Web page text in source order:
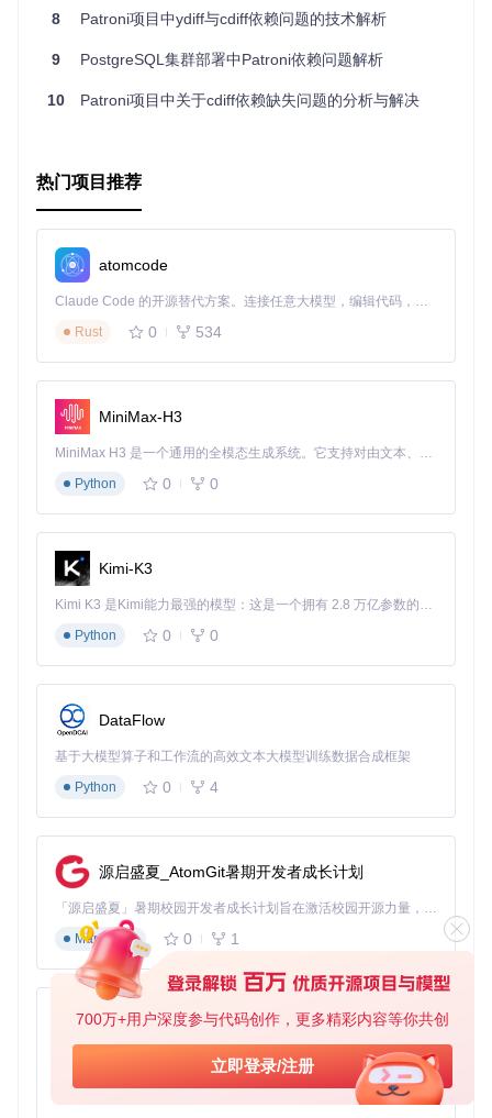
700万+用户深度参与代码创作，更多精彩内容等你共创
立即登录/注册
代码比对变得更为轻松有效。
获取项目
ydiff 的源代码可以在GitHub上找到，遵循GPLv3许可证。只
8 Patroni项目中ydiff与cdiff依赖问题的技术解析
9 PostgreSQL集群部署中Patroni依赖问题解析
10 Patroni项目中关于cdiff依赖缺失问题的分析与解决
热门项目推荐
atomcode
Claude Code 的开源替代方案。连接任意大模型，编辑代码，运行命令，自动验证 — 全自动执行。用 Rust 构建，极致性能。 ｜ An open-source alternative to Claude Code. Connect any LLM, edit code, run commands, and verify changes — autonomously. Built in Rust for speed. Get Started
Rust
0 534
MiniMax-H3
MiniMax H3 是一个通用的全模态生成系统。它支持对由文本、图像、视频和音频组成的多模态上下文进行统一理解，并能生成分辨率高达 2K、时长可达 15 秒的带原生立体声音频的视频。得益于面向任务泛化的系统设计，H3 在预训练阶段就已具备广泛的多模态上下文理解与生成能力，能够出色地执行复杂的多模态指令。
Python
0 0
Kimi-K3
Kimi K3 是Kimi能力最强的模型：这是一个拥有 2.8 万亿参数的混合专家（MoE）模型，具备原生视觉理解能力，并支持 100 万 token 的上下文窗口。
Python
0 0
DataFlow
基于大模型算子和工作流的高效文本大模型训练数据合成框架
Python
0 4
源启盛夏_AtomGit暑期开发者成长计划
「源启盛夏」暑期校园开发者成长计划旨在激活校园开源力量，通过积分激励、认证扶持、资源倾斜等形式，引导高校组织和开发者完成「入驻 — 建项目 — 做贡献 — 获认证 — 得资源」的完整闭环。无论你是想带领社团入驻平台的组织者，还是希望用代码贡献证明自己的开发者，都能在这里找到属于你的成长路径。
Markdown
0 1
py-xiaozhi
基于Python的Xiaozhi AI，适用于想要完整Xiaozhi体验而无需拥有专用硬件的用户。
Python
0 1